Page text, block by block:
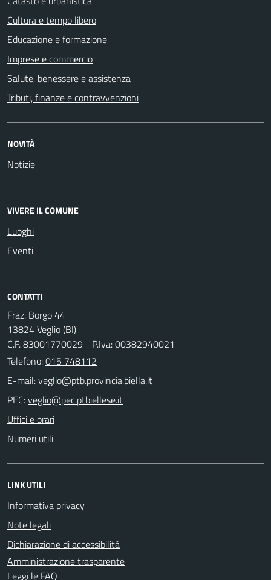
Cultura e tempo libero
Educazione e formazione
Imprese e commercio
Salute, benessere e assistenza
Tributi, finanze e contravvenzioni
NOVITÀ
Notizie
VIVERE IL COMUNE
Luoghi
Eventi
CONTATTI
Fraz. Borgo 44
13824 Veglio (BI)
C.F. 83001770029 - P.Iva: 00382940021
Telefono:015 748112
E-mail:
PEC:
Uffici e orari
Numeri utili
LINK UTILI
Informativa privacy
Note legali
Dichiarazione di accessibilità
Amministrazione trasparente
Leggi le FAQ